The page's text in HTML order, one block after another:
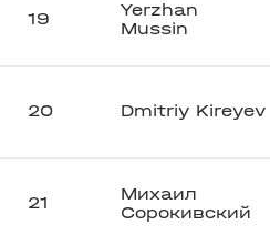
19
Yerzhan
Mussin
20 Dmitriy Kireyev
21
Михаил
Сорокивский